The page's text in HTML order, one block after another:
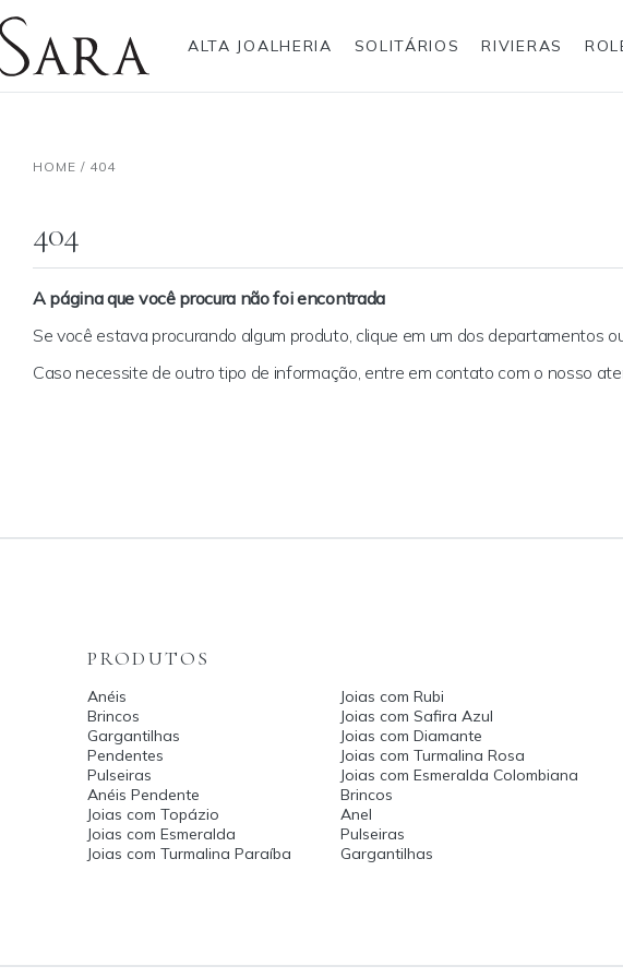
ALTA JOALHERIA SOLITÁRIOS RIVIERAS
Panerai
Tudor
TAG Heuer
HOME / 404
404
A página que você procura não foi encontrada
Se você estava procurando algum produto, clique em um dos departamentos
Caso necessite de outro tipo de informação, entre em contato com o nosso
PRODUTOS
Anéis
Brincos
Gargantilhas
Pendentes
Pulseiras
Anéis Pendente
Joias com Topázio
Joias com Esmeralda
Joias com Turmalina Paraíba
Joias com Rubi
Joias com Safira Azul
Joias com Diamante
Joias com Turmalina Rosa
Joias com Esmeralda Colombiana
Brincos
Anel
Pulseiras
Gargantilhas